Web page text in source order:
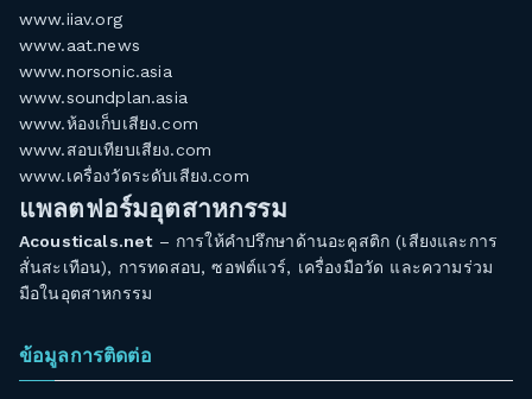
www.iiav.org
www.aat.news
www.norsonic.asia
www.soundplan.asia
www.ห้องเก็บเสียง.com
www.สอบเทียบเสียง.com
www.เครื่องวัดระดับเสียง.com
แพลตฟอร์มอุตสาหกรรม
Acousticals.net– การให้คำปรึกษาด้านอะคูสติก (เสียงและการ
สั่นสะเทือน), การทดสอบ, ซอฟต์แวร์, เครื่องมือวัด และความร่วม
มือในอุตสาหกรรม
ข้อมูลการติดต่อ